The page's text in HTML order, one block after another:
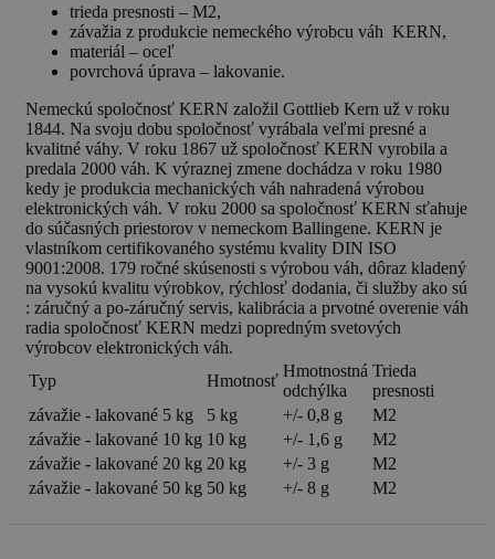
trieda presnosti – M2,
závažia z produkcie nemeckého výrobcu váh KERN,
materiál – oceľ
povrchová úprava – lakovanie.
Nemeckú spoločnosť KERN založil Gottlieb Kern už v roku
1844. Na svoju dobu spoločnosť vyrábala veľmi presné a
kvalitné váhy. V roku 1867 už spoločnosť KERN vyrobila a
predala 2000 váh. K výraznej zmene dochádza v roku 1980
kedy je produkcia mechanických váh nahradená výrobou
elektronických váh. V roku 2000 sa spoločnosť KERN sťahuje
do súčasných priestorov v nemeckom Ballingene. KERN je
vlastníkom certifikovaného systému kvality DIN ISO
9001:2008. 179 ročné skúsenosti s výrobou váh, dôraz kladený
na vysokú kvalitu výrobkov, rýchlosť dodania, či služby ako sú
: záručný a po-záručný servis, kalibrácia a prvotné overenie váh
radia spoločnosť KERN medzi popredným svetových
výrobcov elektronických váh.
Typ
Hmotnosť
Hmotnostná
odchýlka
Trieda
presnosti
závažie - lakované 5 kg
5 kg +/- 0,8 g
M2
závažie - lakované 10 kg 10 kg +/- 1,6 g
M2
závažie - lakované 20 kg 20 kg +/- 3 g
M2
závažie - lakované 50 kg 50 kg +/- 8 g M2